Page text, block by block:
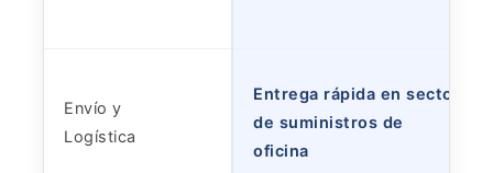
Envío y
Logística
Entrega rápida en sector
de suministros de
oficina